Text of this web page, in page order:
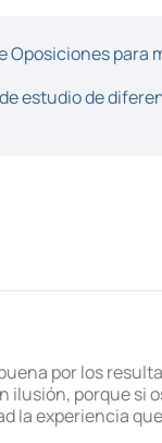
Oposiciones
estudio de
por los
ilusión, porque si
la experiencia